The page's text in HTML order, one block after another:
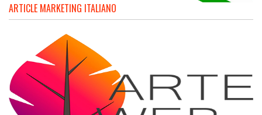
ARTICLE MARKETING ITALIANO